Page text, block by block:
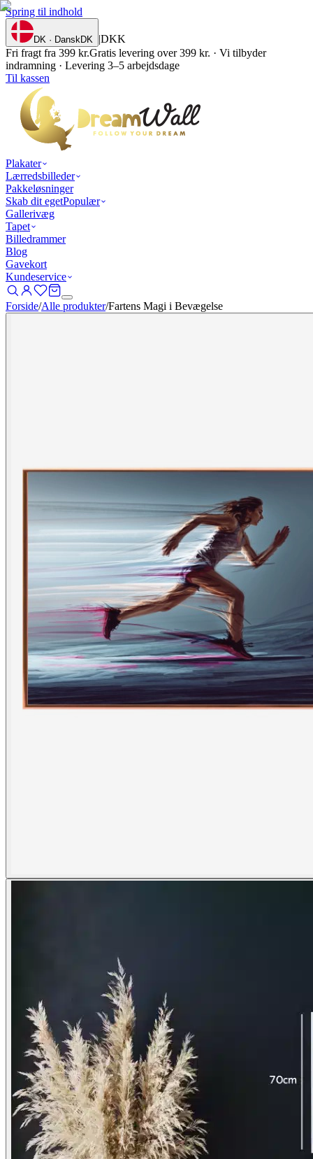
Spring til indhold
DK · DanskDK |DKK
Fri fragt fra 399 kr.Gratis levering over 399 kr. · Vi tilbyder
indramning · Levering 3–5 arbejdsdage
Til kassen
Plakater
Lærredsbilleder
Pakkeløsninger
Skab dit egetPopulær
Gallerivæg
Tapet
Billedrammer
Blog
Gavekort
Kundeservice
Forside/Alle produkter/Fartens Magi i Bevægelse